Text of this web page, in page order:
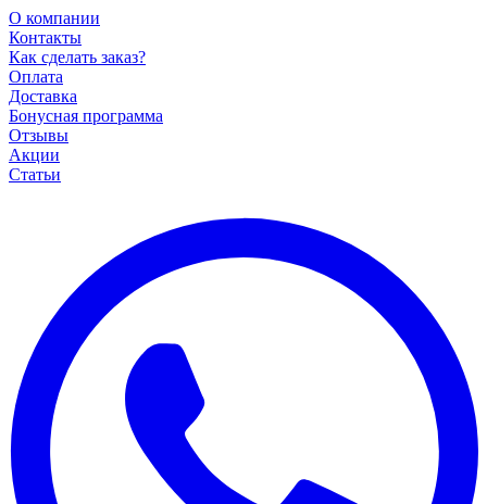
О компании
Контакты
Как сделать заказ?
Оплата
Доставка
Бонусная программа
Отзывы
Акции
Статьи